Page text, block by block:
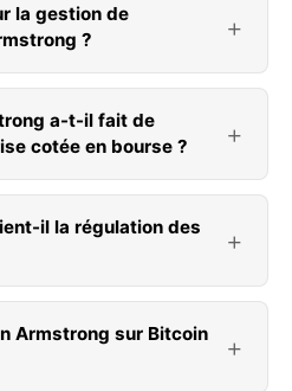
la gestion de
?
a-t-il fait de
cotée en bourse ?
il la régulation des
Armstrong sur Bitcoin